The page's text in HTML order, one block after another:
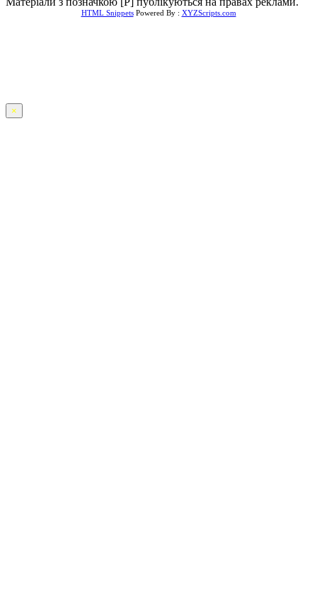
HTML SnippetsPowered By : XYZScripts.com
×